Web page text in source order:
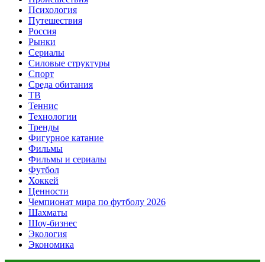
Психология
Путешествия
Россия
Рынки
Сериалы
Силовые структуры
Спорт
Среда обитания
ТВ
Теннис
Технологии
Тренды
Фигурное катание
Фильмы
Фильмы и сериалы
Футбол
Хоккей
Ценности
Чемпионат мира по футболу 2026
Шахматы
Шоу-бизнес
Экология
Экономика